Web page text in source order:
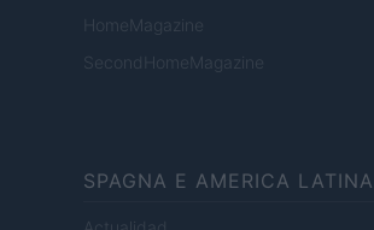
HomeMagazine
SecondHomeMagazine
SPAGNA E AMERICA LATINA